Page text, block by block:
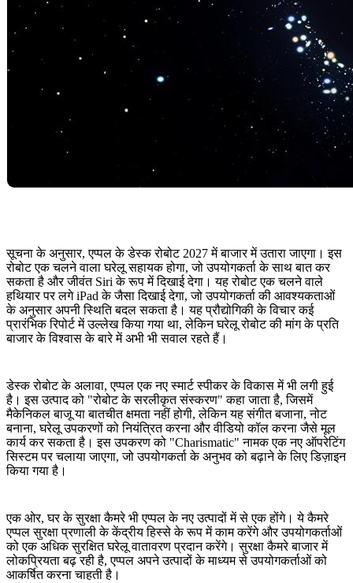
सूचना के अनुसार, एप्पल के डेस्क रोबोट 2027 में बाजार में उतारा जाएगा। इस
रोबोट एक चलने वाला घरेलू सहायक होगा, जो उपयोगकर्ता के साथ बात कर
सकता है और जीवंत Siri के रूप में दिखाई देगा। यह रोबोट एक चलने वाले
हथियार पर लगे iPad के जैसा दिखाई देगा, जो उपयोगकर्ता की आवश्यकताओं
के अनुसार अपनी स्थिति बदल सकता है। यह प्रौद्योगिकी के विचार कई
प्रारंभिक रिपोर्ट में उल्लेख किया गया था, लेकिन घरेलू रोबोट की मांग के प्रति
बाजार के विश्वास के बारे में अभी भी सवाल रहते हैं।
डेस्क रोबोट के अलावा, एप्पल एक नए स्मार्ट स्पीकर के विकास में भी लगी हुई
है। इस उत्पाद को "रोबोट के सरलीकृत संस्करण" कहा जाता है, जिसमें
मैकेनिकल बाजू या बातचीत क्षमता नहीं होगी, लेकिन यह संगीत बजाना, नोट
बनाना, घरेलू उपकरणों को नियंत्रित करना और वीडियो कॉल करना जैसे मूल
कार्य कर सकता है। इस उपकरण को "Charismatic" नामक एक नए ऑपरेटिंग
सिस्टम पर चलाया जाएगा, जो उपयोगकर्ता के अनुभव को बढ़ाने के लिए डिज़ाइन
किया गया है।
एक ओर, घर के सुरक्षा कैमरे भी एप्पल के नए उत्पादों में से एक होंगे। ये कैमरे
एप्पल सुरक्षा प्रणाली के केंद्रीय हिस्से के रूप में काम करेंगे और उपयोगकर्ताओं
को एक अधिक सुरक्षित घरेलू वातावरण प्रदान करेंगे। सुरक्षा कैमरे बाजार में
लोकप्रियता बढ़ रही है, एप्पल अपने उत्पादों के माध्यम से उपयोगकर्ताओं को
आकर्षित करना चाहती है।